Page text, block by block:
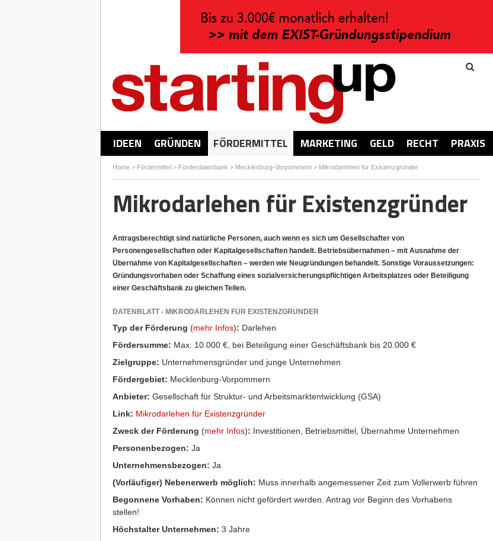
IDEEN GRÜNDEN FÖRDERMITTEL MARKETING GELD RECHT PRAXIS
Home> Fördermittel> Förderdatenbank > Mecklenburg-Vorpommern> Mikrodarlehen für Existenzgründer
Mikrodarlehen für Existenzgründer
Antragsberechtigt sind natürliche Personen, auch wenn es sich um Gesellschafter von
Personengesellschaften oder Kapitalgesellschaften handelt. Betriebsübernahmen – mit Ausnahme der
Übernahme von Kapitalgesellschaften – werden wie Neugründungen behandelt. Sonstige Voraussetzungen:
Gründungsvorhaben oder Schaffung eines sozialversicherungspflichtigen Arbeitsplatzes oder Beteiligung
einer Geschäftsbank zu gleichen Teilen.
DATENBLATT - MIKRODARLEHEN FÜR EXISTENZGRÜNDER
Typ der Förderung (mehr Infos): Darlehen
Fördersumme: Max. 10.000 €, bei Beteiligung einer Geschäftsbank bis 20.000 €
Zielgruppe: Unternehmensgründer und junge Unternehmen
Fördergebiet: Mecklenburg-Vorpommern
Anbieter: Gesellschaft für Struktur- und Arbeitsmarktentwicklung (GSA)
Link: Mikrodarlehen für Existenzgründer
Zweck der Förderung (mehr Infos): Investitionen, Betriebsmittel, Übernahme Unternehmen
Personenbezogen: Ja
Unternehmensbezogen: Ja
(Vorläufiger) Nebenerwerb möglich: Muss innerhalb angemessener Zeit zum Vollerwerb führen
Begonnene Vorhaben: Können nicht gefördert werden. Antrag vor Beginn des Vorhabens
stellen!
Höchstalter Unternehmen: 3 Jahre